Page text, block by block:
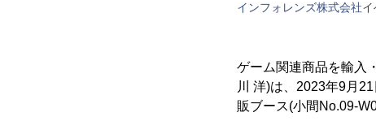
インフォレンズ株式会社イ
ゲーム関連商品を輸入
川 洋)は、2023年9月
販ブース(小間No.09-